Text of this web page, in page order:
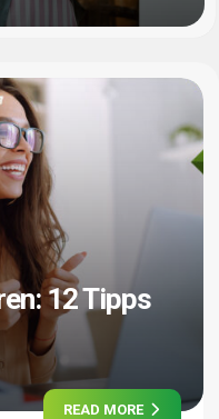
12 Tipps
READ MORE